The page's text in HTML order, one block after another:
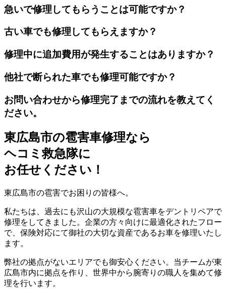
急いで修理してもらうことは可能ですか？
古い車でも修理してもらえますか？
修理中に追加費用が発生することはありますか？
他社で断られた車でも修理可能ですか？
お問い合わせから修理完了までの流れを教えてく
ださい。
東広島市の雹害車修理なら
ヘコミ救急隊に
お任せください！
東広島市の雹害でお困りの皆様へ。
私たちは、過去にも沢山の大規模な雹害車をデントリペアで
修理をしてきました。企業の方々向けに最適化されたフロー
で、保険対応にて御社の大切な資産であるお車を修理いたし
ます。
弊社の拠点がないエリアでも御安心ください。当チームが東
広島市内に拠点を作り、世界中から腕寄りの職人を集めて修
理を行います。